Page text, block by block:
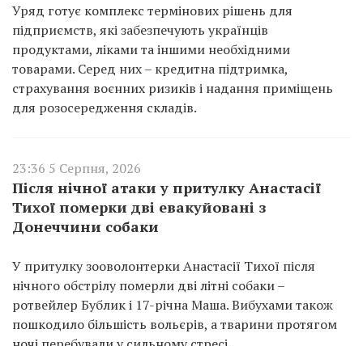
Уряд готує комплекс термінових рішень для
підприємств, які забезпечують українців
продуктами, ліками та іншими необхідними
товарами. Серед них – кредитна підтримка,
страхування воєнних ризиків і надання приміщень
для розосередження складів.
23:36 5 Серпня, 2026
Після нічної атаки у притулку Анастасії
Тихої померки дві евакуйовані з
Донеччини собаки
У притулку зооволонтерки Анастасії Тихої після
нічного обстрілу померли дві літні собаки –
ротвейлер Бублик і 17-річна Маша. Вибухами також
пошкодило більшість вольєрів, а тварини протягом